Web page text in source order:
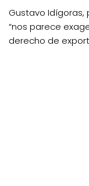
Gustavo
“nos parece
derecho de